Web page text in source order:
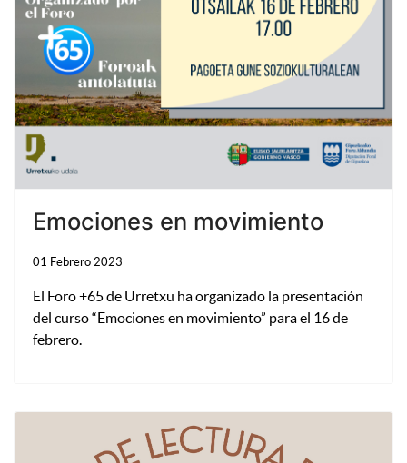
Emociones en movimiento
01 Febrero 2023
El Foro +65 de Urretxu ha organizado la presentación
del curso “Emociones en movimiento” para el 16 de
febrero.